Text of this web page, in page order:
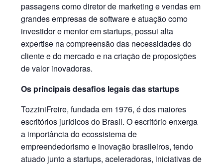
passagens como diretor de marketing e vendas em
grandes empresas de software e atuação como
investidor e mentor em startups, possui alta
expertise na compreensão das necessidades do
cliente e do mercado e na criação de proposições
de valor inovadoras.
Os principais desafios legais das startups
TozziniFreire, fundada em 1976, é dos maiores
escritórios jurídicos do Brasil. O escritório enxerga
a importância do ecossistema de
empreendedorismo e inovação brasileiros, tendo
atuado junto a startups, aceleradoras, iniciativas de